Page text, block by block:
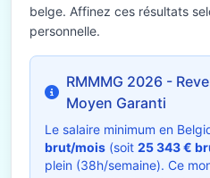
belge. Affinez ces résultats
personnelle.
RMMMG 2026 -
Moyen Garanti
Le salaire minimum en
brut/mois (soit 25 343 €
plein (38h/semaine). Ce